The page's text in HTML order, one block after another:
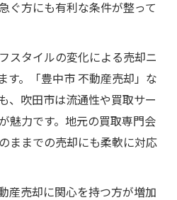
ぐ方にも有利な条件が整って
スタイルの変化による売却ニ
す。「豊中市 不動産売却」な
、吹田市は流通性や買取サー
魅力です。地元の買取専門会
ままでの売却にも柔軟に対応
産売却に関心を持つ方が増加